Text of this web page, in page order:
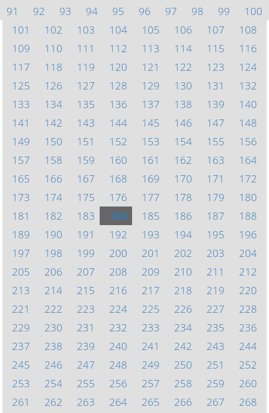
91
92 93 94 95 96 97 98 99
100
101
102 103 104 105 106 107
108
109
110 111 112 113 114 115
116
117
118 119 120 121 122 123
124
125
126 127 128 129 130 131
132
133
134 135 136 137 138 139
140
141
142 143 144 145 146 147
148
149
150 151 152 153 154 155
156
157
158 159 160 161 162 163
164
165
166 167 168 169 170 171
172
173
174 175 176 177 178 179
180
181
182 183 184 185 186 187
188
189
190 191 192 193 194 195
196
197
198 199 200 201 202 203
204
205
206 207 208 209 210 211
212
213
214 215 216 217 218 219
220
221
222 223 224 225 226 227
228
229
230 231 232 233 234 235
236
237
238 239 240 241 242 243
244
245
246 247 248 249 250 251
252
253
254 255 256 257 258 259
260
261
262 263 264 265 266 267
268